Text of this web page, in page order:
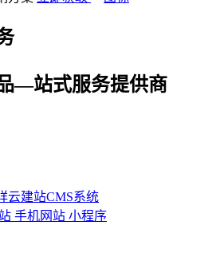
—站式服务提供商
云建站CMS系统
手机网站 小程序